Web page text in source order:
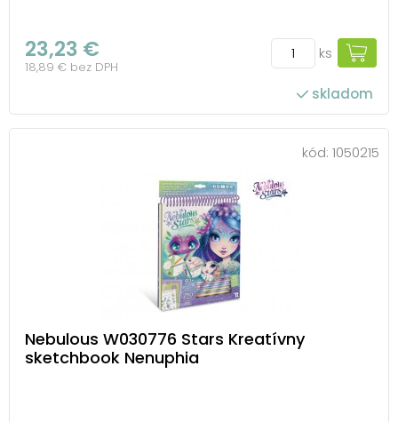
23,23 €
18,89 € bez DPH
ks
skladom
kód: 1050215
Nebulous W030776 Stars Kreatívny
sketchbook Nenuphia